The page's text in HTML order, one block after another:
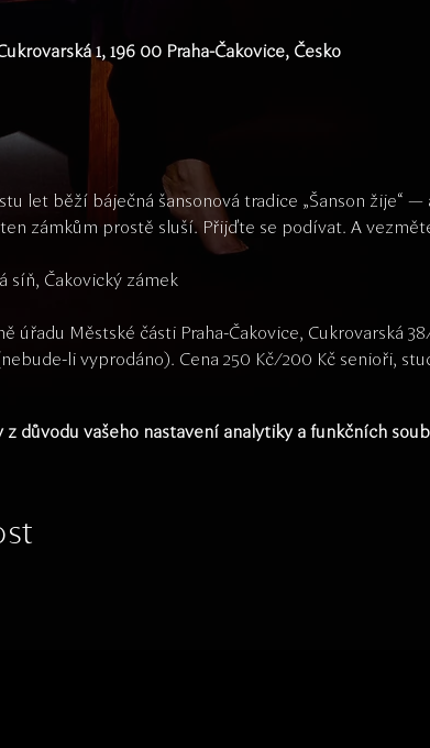
1, 196 00 Praha-Čakovice, Česko
let běží báječná šansonová tradice „Šanson žije“
zámkům prostě sluší. Přijďte se podívat. A
síň, Čakovický zámek
úřadu Městské části Praha-Čakovice, Cukrovarská
li vyprodáno). Cena 250 Kč/200 Kč senioři,
důvodu vašeho nastavení analytiky a funkčních